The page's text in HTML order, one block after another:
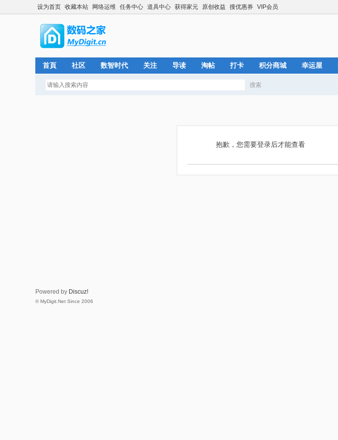
设为首页 收藏本站 网络运维 任务中心 道具中心 获得家元 原创收益 搜优惠券 VIP会员
首頁 社区 数智时代 关注 导读 淘帖 打卡 积分商城 幸运屋
搜索
索
抱歉，您需要登录后才能查看
Powered by Discuz!
© MyDigit.Net Since 2006